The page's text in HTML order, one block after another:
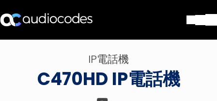
製品とアプリケーション
パートナー
サポートセンター
IP電話機
C470HD IP電話機